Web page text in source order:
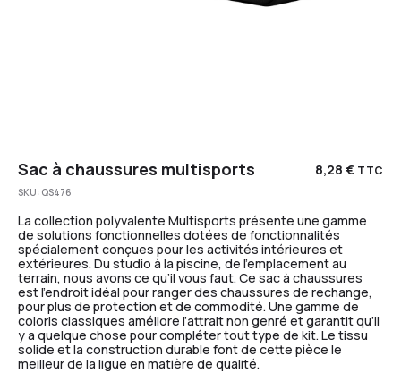
Sac à chaussures multisports 8,28 € TTC
SKU: QS476
La collection polyvalente Multisports présente une gamme
de solutions fonctionnelles dotées de fonctionnalités
spécialement conçues pour les activités intérieures et
extérieures. Du studio à la piscine, de l’emplacement au
terrain, nous avons ce qu’il vous faut. Ce sac à chaussures
est l’endroit idéal pour ranger des chaussures de rechange,
pour plus de protection et de commodité. Une gamme de
coloris classiques améliore l’attrait non genré et garantit qu’il
y a quelque chose pour compléter tout type de kit. Le tissu
solide et la construction durable font de cette pièce le
meilleur de la ligue en matière de qualité.